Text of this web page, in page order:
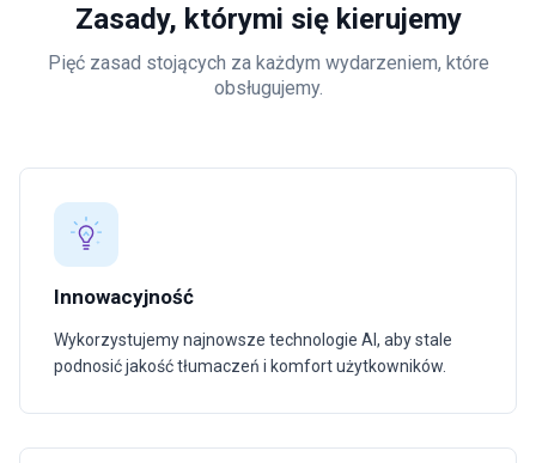
Zasady, którymi się kierujemy
Pięć zasad stojących za każdym wydarzeniem, które
obsługujemy.
Innowacyjność
Wykorzystujemy najnowsze technologie AI, aby stale
podnosić jakość tłumaczeń i komfort użytkowników.